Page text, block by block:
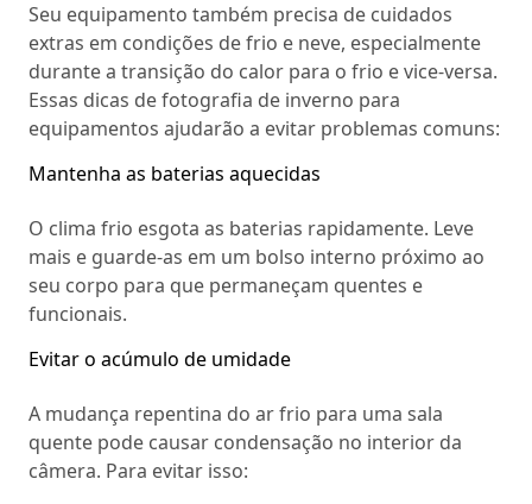
Seu equipamento também precisa de cuidados
extras em condições de frio e neve, especialmente
durante a transição do calor para o frio e vice-versa.
Essas dicas de fotografia de inverno para
equipamentos ajudarão a evitar problemas comuns:
Mantenha as baterias aquecidas
O clima frio esgota as baterias rapidamente. Leve
mais e guarde-as em um bolso interno próximo ao
seu corpo para que permaneçam quentes e
funcionais.
Evitar o acúmulo de umidade
A mudança repentina do ar frio para uma sala
quente pode causar condensação no interior da
câmera. Para evitar isso: